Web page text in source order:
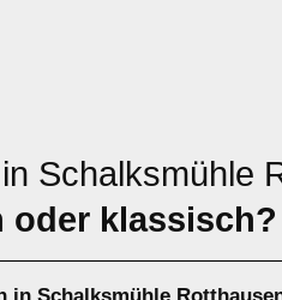
Schalksmühle
oder klassisch?